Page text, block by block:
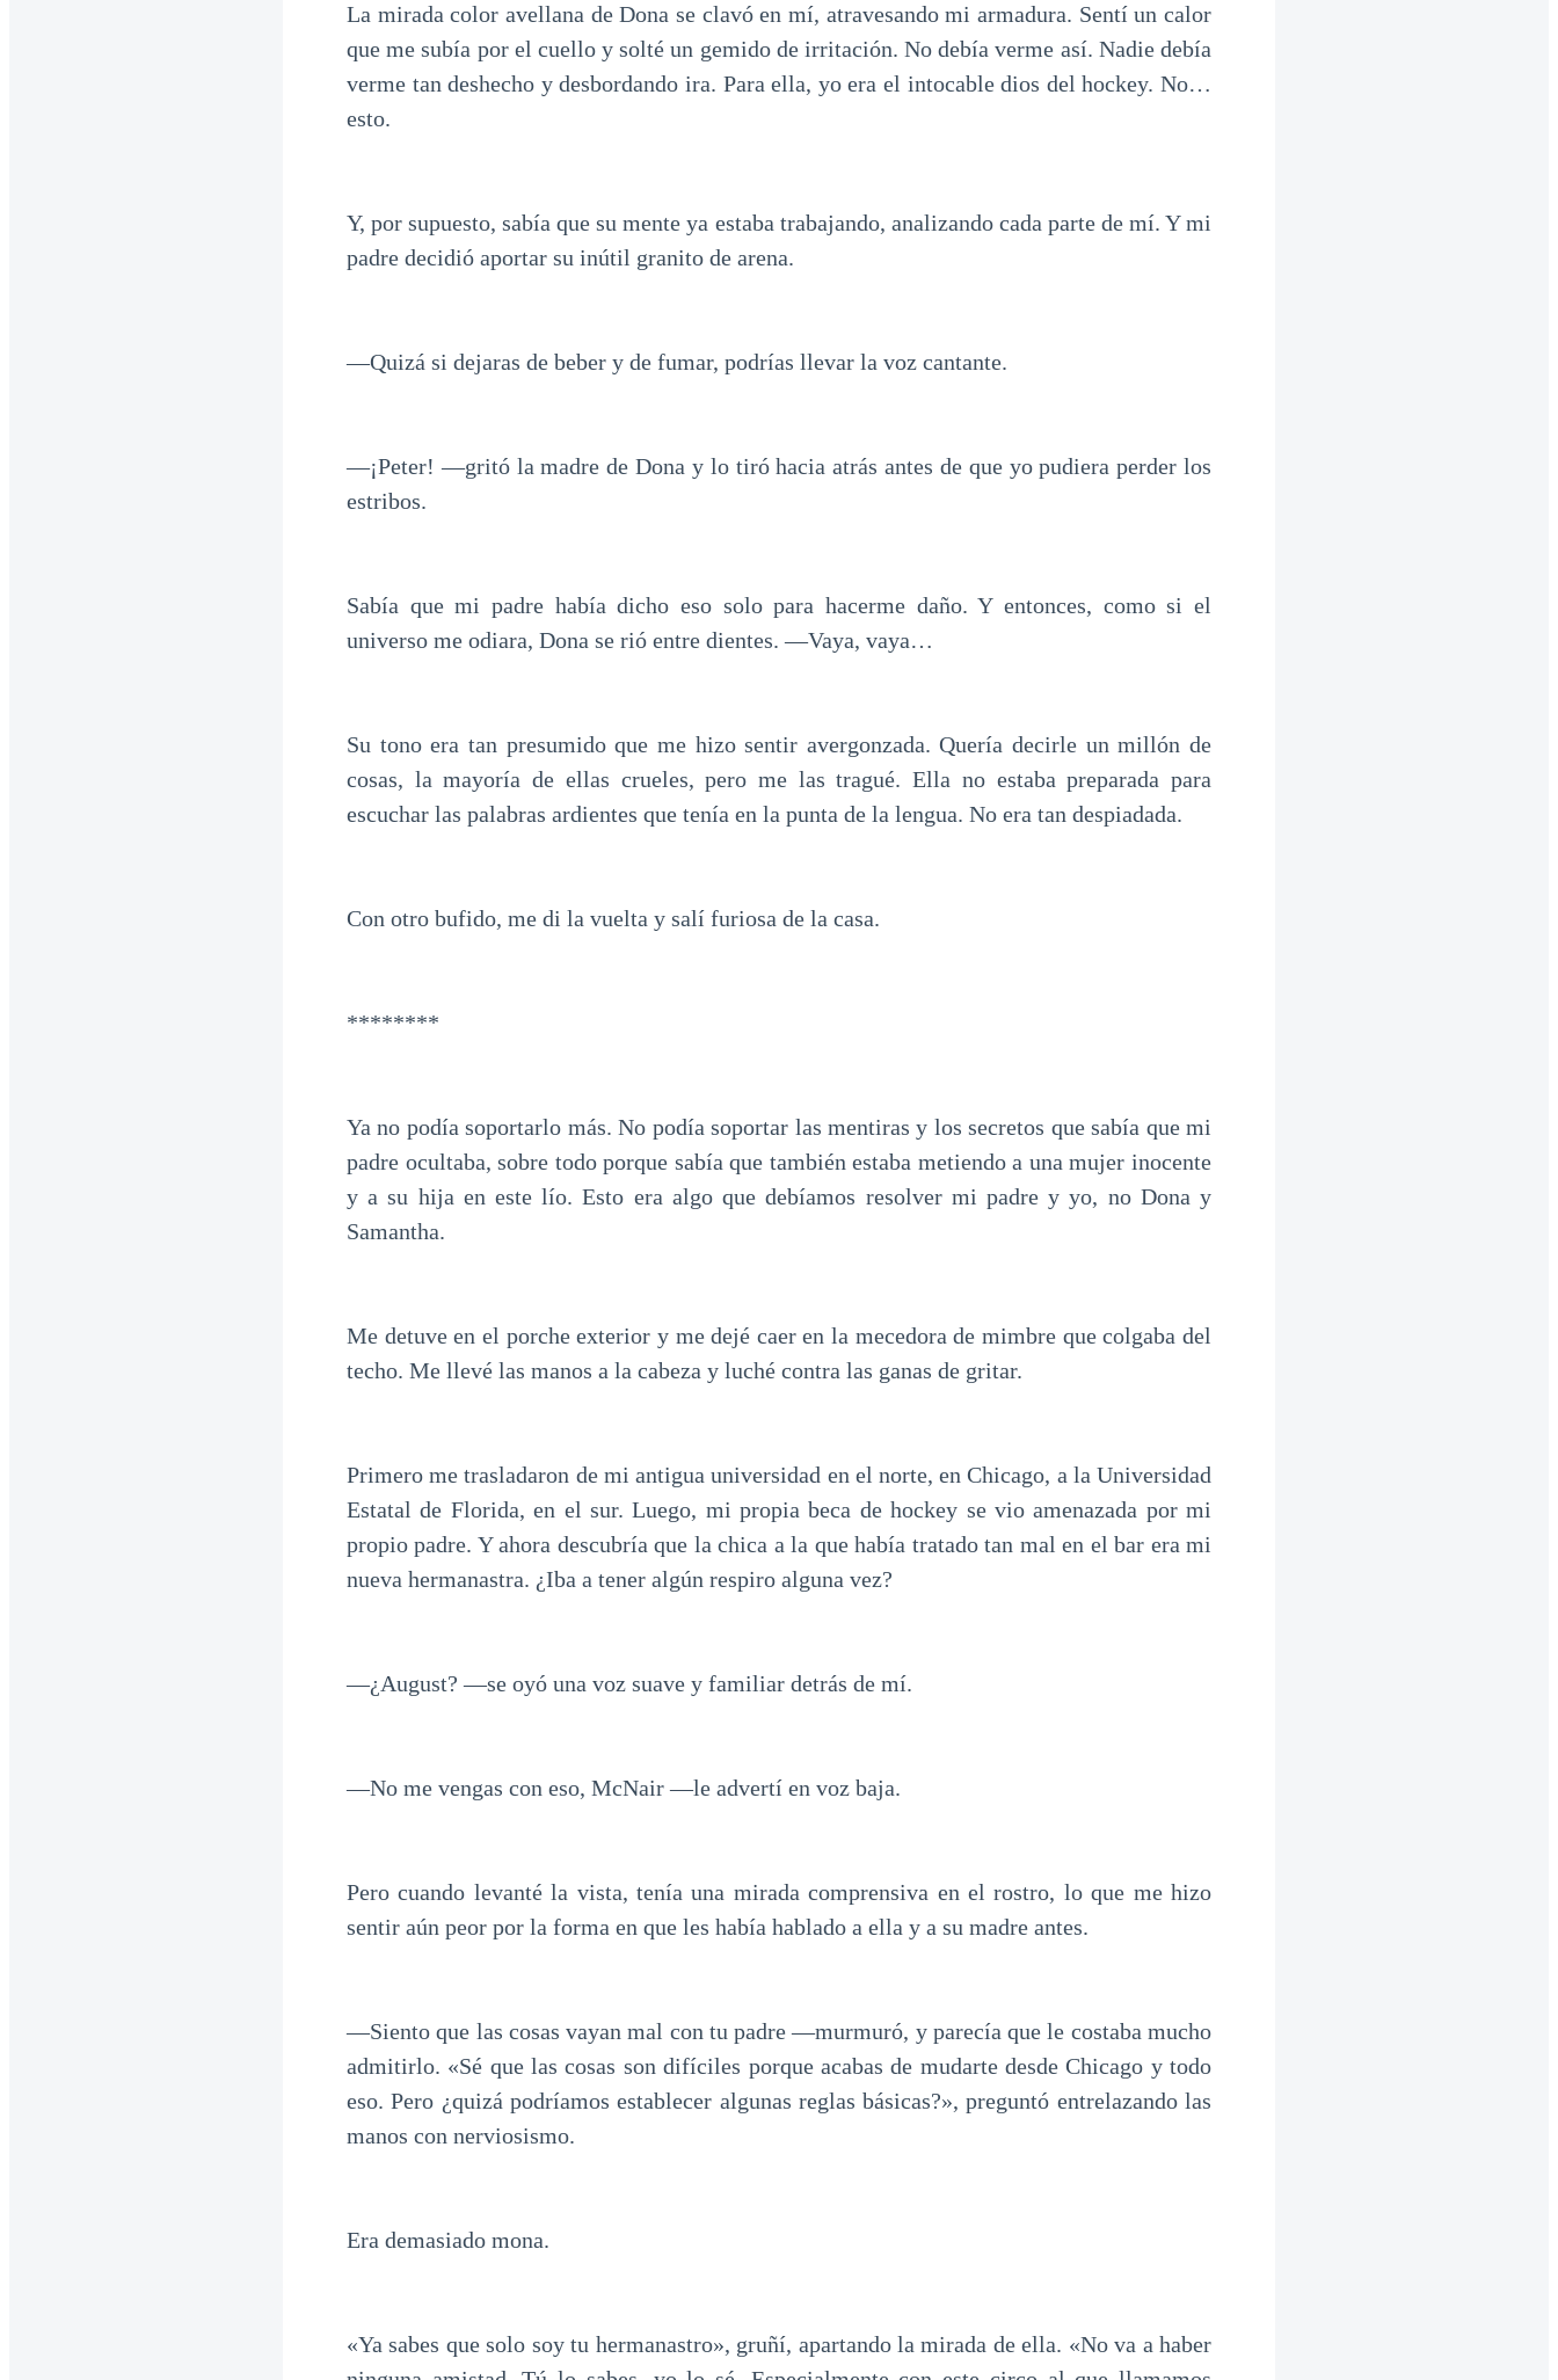
La mirada color avellana de Dona se clavó en mí, atravesando mi armadura. Sentí un calor
que me subía por el cuello y solté un gemido de irritación. No debía verme así. Nadie debía
verme tan deshecho y desbordando ira. Para ella, yo era el intocable dios del hockey. No…
esto.
Y, por supuesto, sabía que su mente ya estaba trabajando, analizando cada parte de mí. Y mi
padre decidió aportar su inútil granito de arena.
—Quizá si dejaras de beber y de fumar, podrías llevar la voz cantante.
—¡Peter! —gritó la madre de Dona y lo tiró hacia atrás antes de que yo pudiera perder los
estribos.
Sabía que mi padre había dicho eso solo para hacerme daño. Y entonces, como si el
universo me odiara, Dona se rió entre dientes. —Vaya, vaya…
Su tono era tan presumido que me hizo sentir avergonzada. Quería decirle un millón de
cosas, la mayoría de ellas crueles, pero me las tragué. Ella no estaba preparada para
escuchar las palabras ardientes que tenía en la punta de la lengua. No era tan despiadada.
Con otro bufido, me di la vuelta y salí furiosa de la casa.
********
Ya no podía soportarlo más. No podía soportar las mentiras y los secretos que sabía que mi
padre ocultaba, sobre todo porque sabía que también estaba metiendo a una mujer inocente
y a su hija en este lío. Esto era algo que debíamos resolver mi padre y yo, no Dona y
Samantha.
Me detuve en el porche exterior y me dejé caer en la mecedora de mimbre que colgaba del
techo. Me llevé las manos a la cabeza y luché contra las ganas de gritar.
Primero me trasladaron de mi antigua universidad en el norte, en Chicago, a la Universidad
Estatal de Florida, en el sur. Luego, mi propia beca de hockey se vio amenazada por mi
propio padre. Y ahora descubría que la chica a la que había tratado tan mal en el bar era mi
nueva hermanastra. ¿Iba a tener algún respiro alguna vez?
—¿August? —se oyó una voz suave y familiar detrás de mí.
—No me vengas con eso, McNair —le advertí en voz baja.
Pero cuando levanté la vista, tenía una mirada comprensiva en el rostro, lo que me hizo
sentir aún peor por la forma en que les había hablado a ella y a su madre antes.
—Siento que las cosas vayan mal con tu padre —murmuró, y parecía que le costaba mucho
admitirlo. «Sé que las cosas son difíciles porque acabas de mudarte desde Chicago y todo
eso. Pero ¿quizá podríamos establecer algunas reglas básicas?», preguntó entrelazando las
manos con nerviosismo.
Era demasiado mona.
«Ya sabes que solo soy tu hermanastro», gruñí, apartando la mirada de ella. «No va a haber